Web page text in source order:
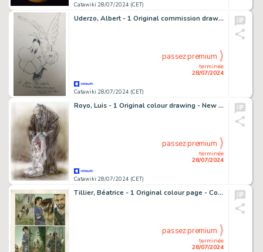
Catawiki 28/07/2024 (CET)
Uderzo, Albert - 1 Original commission drawing - Asterix - (années 1970)
Catawiki 28/07/2024 (CET)
terminée
28/07/2024
passez premium
Royo, Luis - 1 Original colour drawing - New Prohited XXI - 2015
Catawiki 28/07/2024 (CET)
terminée
28/07/2024
passez premium
Tillier, Béatrice - 1 Original colour page - Complainte des Landes perdues T9 - Tête noire - 2015
terminée
28/07/2024
passez premium